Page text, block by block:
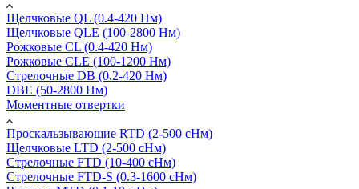
Щелчковые QL (0.4-420 Нм)
Щелчковые QLE (100-2800 Нм)
Рожковые CL (0.4-420 Нм)
Рожковые CLE (100-1200 Нм)
Стрелочные DB (0.2-420 Нм)
DBE (50-2800 Нм)
Моментные отвертки
Проскальзывающие RTD (2-500 сНм)
Щелчковые LTD (2-500 сНм)
Стрелочные FTD (10-400 сНм)
Стрелочные FTD-S (0.3-1600 сНм)